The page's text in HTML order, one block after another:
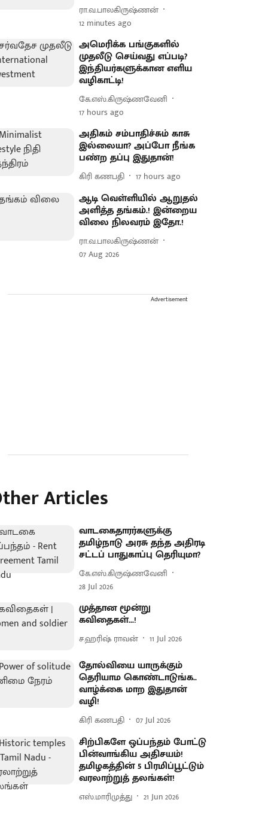
ரா.வ.பாலகிருஷ்ணன்
12 minutes ago
அமெரிக்க பங்குகளில்
முதலீடு செய்வது எப்படி?
இந்தியர்களுக்கான எளிய
வழிகாட்டி!
கே.எஸ்.கிருஷ்ணவேனி
17 hours ago
அதிகம் சம்பாதிச்சும் காசு
இல்லையா? அப்போ நீங்க
பண்ற தப்பு இதுதான்!
கிரி கணபதி 17 hours ago
ஆடி வெள்ளியில் ஆறுதல்
அளித்த தங்கம்.! இன்றைய
விலை நிலவரம் இதோ.!
ரா.வ.பாலகிருஷ்ணன்
07 Aug 2026
Advertisement
Articles
வாடகைதாரர்களுக்கு
தமிழ்நாடு அரசு தந்த அதிரடி
சட்டப் பாதுகாப்பு தெரியுமா?
கே.எஸ்.கிருஷ்ணவேனி
28 Jul 2026
முத்தான மூன்று
கவிதைகள்...!
ச.ஹரிஷ் ராவன் 11 Jul 2026
தோல்வியை யாருக்கும்
தெரியாம கொண்டாடுங்க..
வாழ்க்கை மாற இதுதான்
வழி!
கிரி கணபதி 07 Jul 2026
சிற்பிகளே ஒப்பந்தம் போட்டு
பின்வாங்கிய அதிசயம்!
தமிழகத்தின் 5 பிரமிப்பூட்டும்
வரலாற்றுத் தலங்கள்!
எஸ்.மாரிமுத்து 21 Jun 2026